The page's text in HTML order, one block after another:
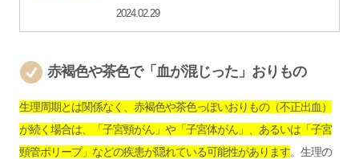
2024.02.29
赤褐色や茶色で「血が混じった」おりもの
生理周期とは関係なく、赤褐色や茶色っぽいおりもの（不正出血）
が続く場合は、「子宮頸がん」や「子宮体がん」、あるいは「子宮
頸管ポリープ」などの疾患が隠れている可能性があります。生理の